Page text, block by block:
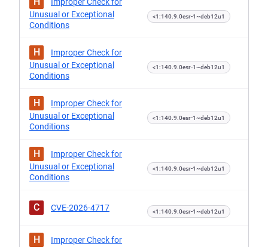
Unusual or Exceptional
Conditions
<1:140.9.0esr-1~deb12u1
H
Improper Check for
Unusual or Exceptional
Conditions
<1:140.9.0esr-1~deb12u1
H
Improper Check for
Unusual or Exceptional
Conditions
<1:140.9.0esr-1~deb12u1
H
Improper Check for
Unusual or Exceptional
Conditions
<1:140.9.0esr-1~deb12u1
C CVE-2026-4717 <1:140.9.0esr-1~deb12u1
H
Improper Check for